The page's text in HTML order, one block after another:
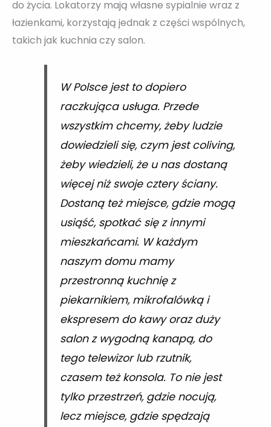
do życia. Lokatorzy mają własne sypialnie wraz z
łazienkami, korzystają jednak z części wspólnych,
takich jak kuchnia czy salon.
W Polsce jest to dopiero
raczkująca usługa. Przede
wszystkim chcemy, żeby ludzie
dowiedzieli się, czym jest coliving,
żeby wiedzieli, że u nas dostaną
więcej niż swoje cztery ściany.
Dostaną też miejsce, gdzie mogą
usiąść, spotkać się z innymi
mieszkańcami. W każdym
naszym domu mamy
przestronną kuchnię z
piekarnikiem, mikrofalówką i
ekspresem do kawy oraz duży
salon z wygodną kanapą, do
tego telewizor lub rzutnik,
czasem też konsola. To nie jest
tylko przestrzeń, gdzie nocują,
lecz miejsce, gdzie spędzają